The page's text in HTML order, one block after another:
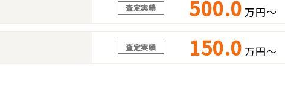
査定実績 500.0 万円～
査定実績 150.0 万円～